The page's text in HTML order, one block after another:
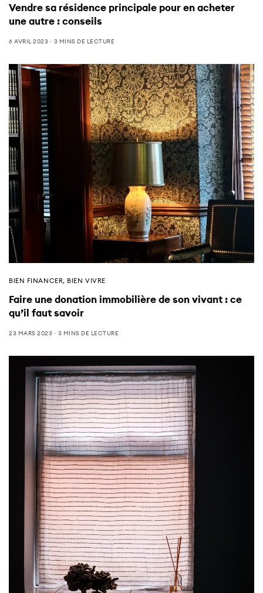
Vendre sa résidence principale pour en acheter
une autre : conseils
6 AVRIL 2023 3 MINS DE LECTURE
BIEN FINANCER, BIEN VIVRE
Faire une donation immobilière de son vivant : ce
qu’il faut savoir
23 MARS 2023 3 MINS DE LECTURE